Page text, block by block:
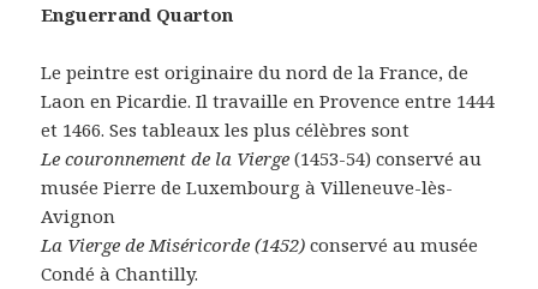
Enguerrand Quarton
Le peintre est originaire du nord de la France, de
Laon en Picardie. Il travaille en Provence entre 1444
et 1466. Ses tableaux les plus célèbres sont
Le couronnement de la Vierge(1453-54) conservé au
musée Pierre de Luxembourg à Villeneuve-lès-
Avignon
La Vierge de Miséricorde (1452)conservé au musée
Condé à Chantilly.